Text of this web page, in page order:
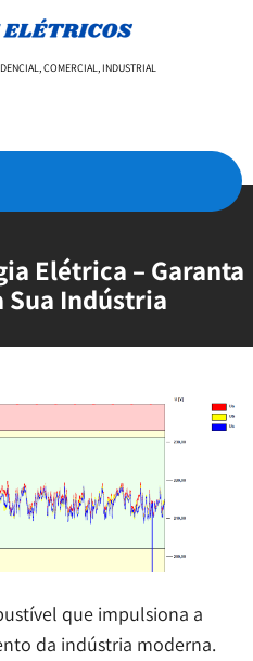
COMERCIAL, INDUSTRIAL
Elétrica – Garanta
Sua Indústria
que impulsiona a
da indústria moderna.